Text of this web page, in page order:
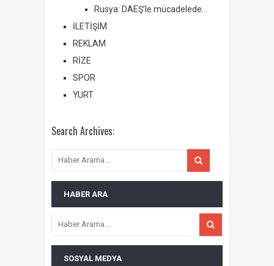
Rusya: DAEŞ’le mücadelede…
İLETİŞİM
REKLAM
RİZE
SPOR
YURT
Search Archives:
HABER ARA
SOSYAL MEDYA